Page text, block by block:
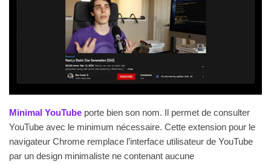
Minimal YouTube porte bien son nom. Il permet de consulter
YouTube avec le minimum nécessaire. Cette extension pour le
navigateur Chrome remplace l’interface utilisateur de YouTube
par un design minimaliste ne contenant aucune